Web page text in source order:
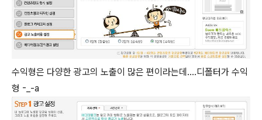
수익형은 다양한 광고의 노출이 많은 편이라는데....디폴터가 수익
형 -_-a